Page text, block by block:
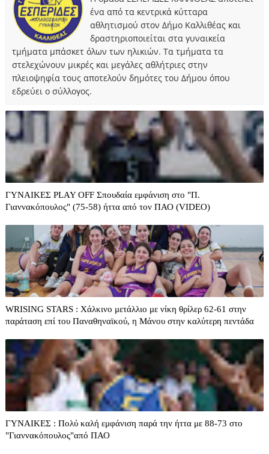
ένα από τα κεντρικά κύτταρα
αθλητισμού στον Δήμο Καλλιθέας και
δραστηριοποιείται στα γυναικεία
τμήματα μπάσκετ όλων των ηλικιών. Τα τμήματα τα
στελεχώνουν μικρές και μεγάλες αθλήτριες στην
πλειοψηφία τους αποτελούν δημότες του Δήμου όπου
εδρεύει ο σύλλογος.
ΓΥΝΑΙΚΕΣ PLAY OFF Σπουδαία εμφάνιση στο "Π.
Γιαννακόπουλος" (75-58) ήττα από τον ΠΑΟ (VIDEO)
WRISING STARS : Χάλκινο μετάλλιο με νίκη θρίλερ 62-61 στην
παράταση επί του Παναθηναϊκού, η Μάνου στην καλύτερη πεντάδα
ΓΥΝΑΙΚΕΣ : Πολύ καλή εμφάνιση παρά την ήττα με 88-73 στο
"Γιαννακόπουλος"από ΠΑΟ